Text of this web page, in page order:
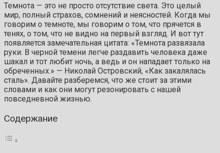
Темнота — это не просто отсутствие света. Это целый
мир, полный страхов, сомнений и неясностей. Когда мы
говорим о темноте, мы говорим о том, что прячется в
тенях, о том, что не видно на первый взгляд. И вот тут
появляется замечательная цитата: «Темнота развязала
руки. В черной темени легче раздавить человека даже
шакал и тот любит ночь, а ведь и он нападает только на
обреченных.» — Николай Островский, «Как закалялась
сталь». Давайте разберемся, что же стоит за этими
словами и как они могут резонировать с нашей
повседневной жизнью.
Содержание